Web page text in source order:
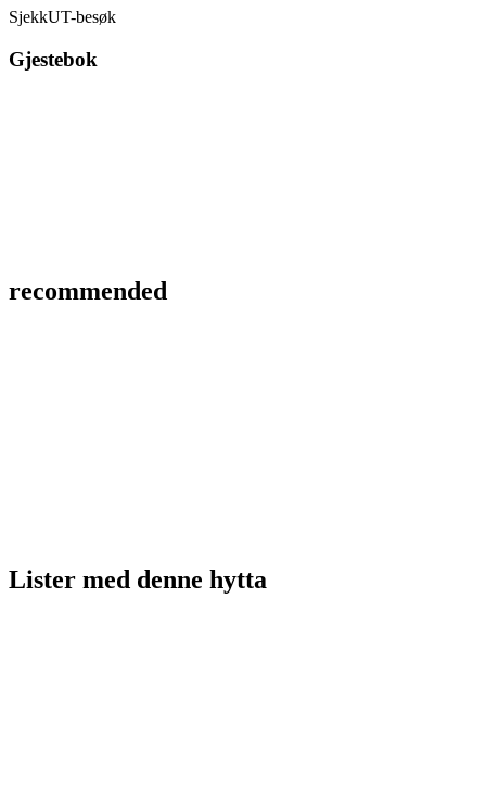
SjekkUT-besøk
Gjestebok
recommended
Lister med denne hytta